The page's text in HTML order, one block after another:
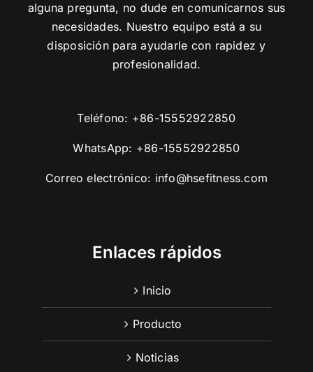
alguna pregunta, no dude en comunicarnos sus
necesidades. Nuestro equipo está a su
disposición para ayudarle con rapidez y
profesionalidad.
Teléfono: +86-15552922850
WhatsApp: +86-15552922850
Correo electrónico: info@hsefitness.com
Enlaces rápidos
Inicio
Producto
Noticias